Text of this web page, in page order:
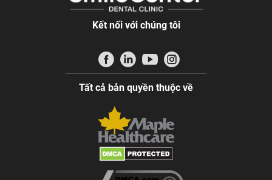
Kết nối với chúng tôi
Tất cả bản quyền thuộc về